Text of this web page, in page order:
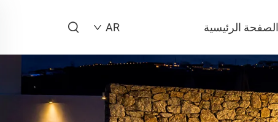
الصفحة الرئيسية AR